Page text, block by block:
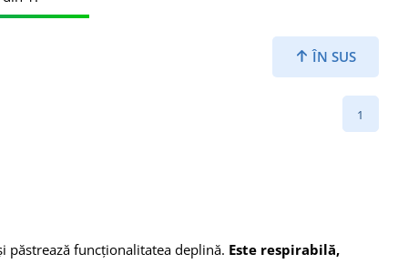
ÎN SUS
1
păstrează funcționalitatea deplină. Este respirabilă,